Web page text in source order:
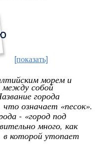
[показать]
морем и
между собой
города
означает «песок».
- «город под
много, как
в которой утопает